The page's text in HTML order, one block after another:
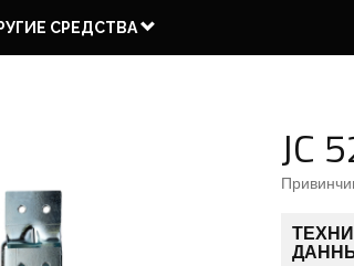
2 ЧАСТЕЙ
СРЕДСТВА
НАВЕСКИ
JC